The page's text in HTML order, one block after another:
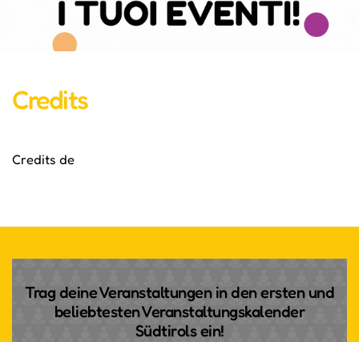
Credits
Credits de
Trag deine Veranstaltungen in den ersten und
beliebtesten Veranstaltungskalender
Südtirols ein!